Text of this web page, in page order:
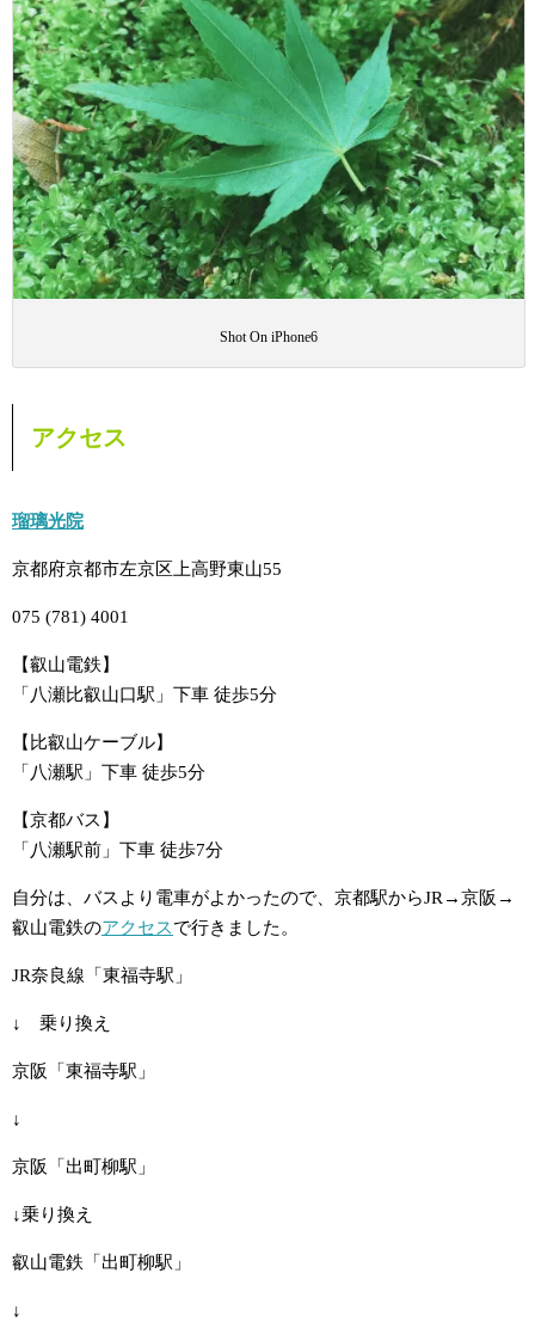
Shot On iPhone6
アクセス
瑠璃光院
京都府京都市左京区上高野東山55
075 (781) 4001
【叡山電鉄】
「八瀬比叡山口駅」下車 徒歩5分
【比叡山ケーブル】
「八瀬駅」下車 徒歩5分
【京都バス】
「八瀬駅前」下車 徒歩7分
自分は、バスより電車がよかったので、京都駅からJR→京阪→
叡山電鉄のアクセスで行きました。
JR奈良線「東福寺駅」
↓ 乗り換え
京阪「東福寺駅」
↓
京阪「出町柳駅」
↓乗り換え
叡山電鉄「出町柳駅」
↓